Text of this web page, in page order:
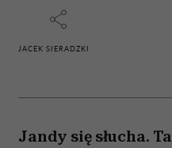
JACEK SIERADZKI
Jandy się słucha.